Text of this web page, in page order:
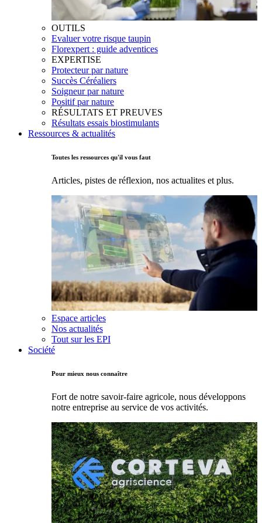
OUTILS
Evaluer votre risque taupin
Florexpert : guide adventices
EXPERTISE
Protecteur par nature
Succès Céréaliers
Soigneur par nature
Positif par nature
RÉSULTATS ET PREUVES
Résultats essais biostimulants
Ressources & actualités
Toutes les ressources qu'il vous faut
Articles, pistes de réflexion, nos actualites et plus.
Espace articles
Nos actualités
Tout sur les EPI
Société
Pour mieux nous connaître
Fort de notre savoir-faire agricole, nous développons
notre entreprise au service de vos activités.